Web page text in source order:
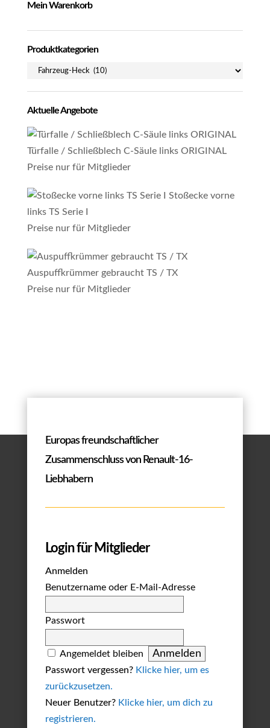
Mein Warenkorb
Produktkategorien
Aktuelle Angebote
Türfalle / Schließblech C-Säule links ORIGINAL
Preise nur für Mitglieder
Stoßecke vorne
links TS Serie I
Preise nur für Mitglieder
Auspuffkrümmer gebraucht TS / TX
Preise nur für Mitglieder
Europas freundschaftlicher
Zusammenschluss von Renault-16-
Liebhabern
Login für Mitglieder
Anmelden
Benutzername oder E-Mail-Adresse
Passwort
Angemeldet bleiben
Passwort vergessen? Klicke hier, um es
zurückzusetzen.
Neuer Benutzer? Klicke hier, um dich zu
registrieren.